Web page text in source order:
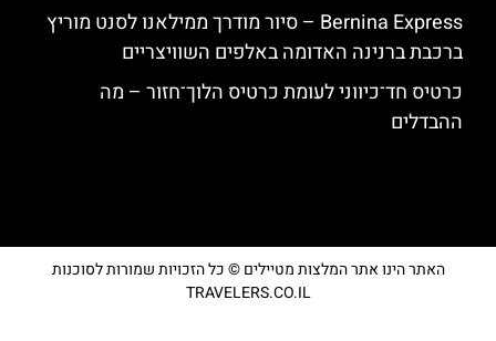
Bernina Express – סיור מודרך ממילאנו לסנט מוריץ
ברכבת ברנינה האדומה באלפים השוויצריים
כרטיס חד־כיווני לעומת כרטיס הלוך־חזור – מה
ההבדלים
האתר הינו אתר המלצות מטיילים © כל הזכויות שמורות לסוכנות
TRAVELERS.CO.IL